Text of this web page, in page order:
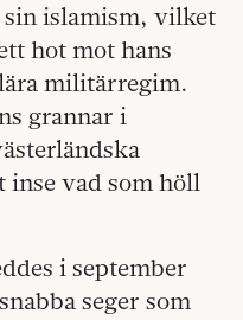
islamism, vilket
hot mot hans
militärregim.
grannar i
inse vad som höll
i september
seger som